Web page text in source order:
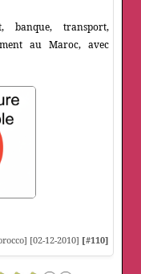
banque, transport,
au Maroc, avec
[02-12-2010] [#110]